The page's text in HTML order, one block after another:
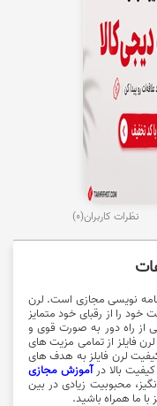
نظرات کاربران(0)
نویسی مجازی است. لرن
خود را از رقبای خود متمایز
از راه دور به صورت قوی و
فایلز از تمامی مزیت های
لرن فایلز به هدف های
بالا درآموزش مجازی
محبوبیت زیادی در بین
با ما همراه باشید.